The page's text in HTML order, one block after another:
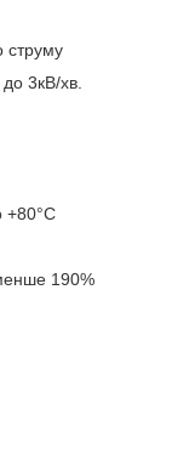
струму
3кВ/хв.
+80°С
190%